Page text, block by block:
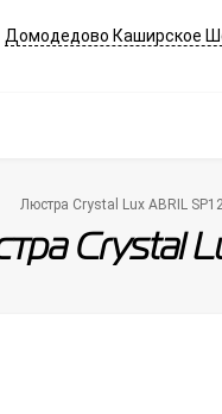
Домодедово Каширское
Люстра Crystal Lux ABRIL
Crystal